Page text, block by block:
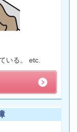
いる。 etc.